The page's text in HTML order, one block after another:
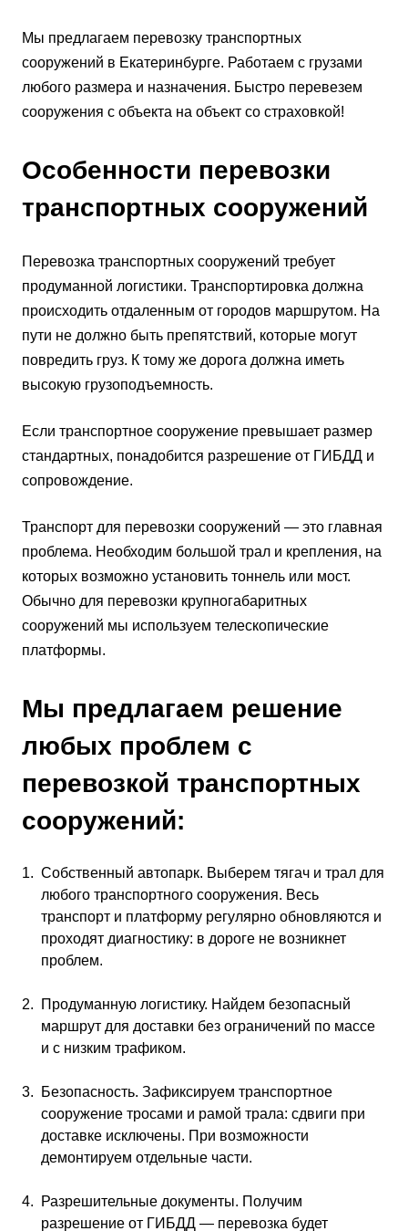
Мы предлагаем перевозку транспортных
сооружений в Екатеринбурге. Работаем с грузами
любого размера и назначения. Быстро перевезем
сооружения с объекта на объект со страховкой!
Особенности перевозки
транспортных сооружений
Перевозка транспортных сооружений требует
продуманной логистики. Транспортировка должна
происходить отдаленным от городов маршрутом. На
пути не должно быть препятствий, которые могут
повредить груз. К тому же дорога должна иметь
высокую грузоподъемность.
Если транспортное сооружение превышает размер
стандартных, понадобится разрешение от ГИБДД и
сопровождение.
Транспорт для перевозки сооружений — это главная
проблема. Необходим большой трал и крепления, на
которых возможно установить тоннель или мост.
Обычно для перевозки крупногабаритных
сооружений мы используем телескопические
платформы.
Мы предлагаем решение
любых проблем с
перевозкой транспортных
сооружений:
Собственный автопарк. Выберем тягач и трал для
любого транспортного сооружения. Весь
транспорт и платформу регулярно обновляются и
проходят диагностику: в дороге не возникнет
проблем.
Продуманную логистику. Найдем безопасный
маршрут для доставки без ограничений по массе
и с низким трафиком.
Безопасность. Зафиксируем транспортное
сооружение тросами и рамой трала: сдвиги при
доставке исключены. При возможности
демонтируем отдельные части.
Разрешительные документы. Получим
разрешение от ГИБДД — перевозка будет